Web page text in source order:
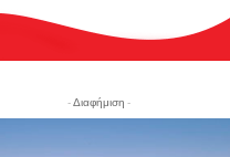
- Διαφήμιση -